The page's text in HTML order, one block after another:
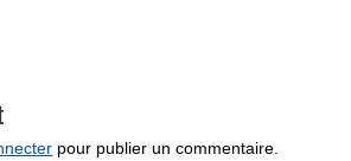
pour publier un commentaire.